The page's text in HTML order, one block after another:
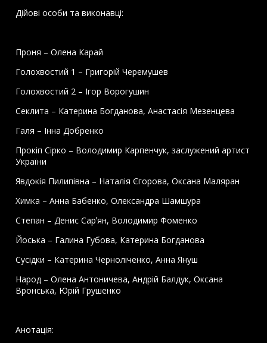
Дійові особи та виконавці:
Проня – Олена Карай
Голохвостий 1 – Григорій Черемушев
Голохвостий 2 – Ігор Ворогушин
Секлита – Катерина Богданова, Анастасія Мезенцева
Галя – Інна Добренко
Прокіп Сірко – Володимир Карпенчук, заслужений артист
України
Явдокія Пилипівна – Наталія Єгорова, Оксана Маляран
Химка – Анна Бабенко, Олександра Шамшура
Степан – Денис Сарʼян, Володимир Фоменко
Йоська – Галина Губова, Катерина Богданова
Сусідки – Катерина Черноліченко, Анна Януш
Народ – Олена Антоничева, Андрій Балдук, Оксана
Вронська, Юрій Грушенко
Анотація: